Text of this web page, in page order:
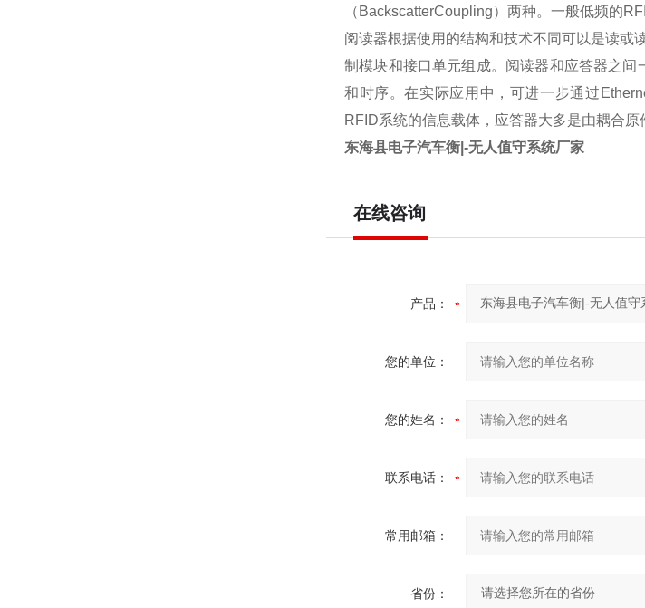
（BackscatterCoupling）两种。一般低频的
阅读器根据使用的结构和技术不同可以是读或
制模块和接口单元组成。阅读器和应答器之
和时序。在实际应用中，可进一步通过
RFID系统的信息载体，应答器大多是由耦合
东海县电子汽车衡|-无人值守系统厂家
在线咨询
产品：
您的单位：
您的姓名：
联系电话：
常用邮箱：
省份：